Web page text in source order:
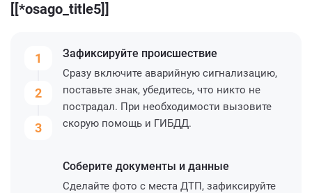
[[*osago_title5]]
1
2
3
Зафиксируйте происшествие
Сразу включите аварийную сигнализацию,
поставьте знак, убедитесь, что никто не
пострадал. При необходимости вызовите
скорую помощь и ГИБДД.
Соберите документы и данные
Сделайте фото с места ДТП, зафиксируйте